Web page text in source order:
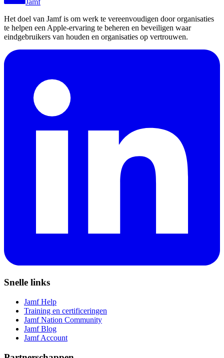
Jamf
Het doel van Jamf is om werk te vereenvoudigen door organisaties
te helpen een Apple-ervaring te beheren en beveiligen waar
eindgebruikers van houden en organisaties op vertrouwen.
Snelle links
Jamf Help
Training en certificeringen
Jamf Nation Community
Jamf Blog
Jamf Account